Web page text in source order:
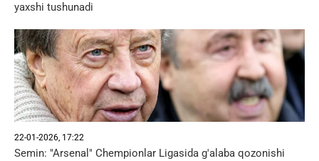
yaxshi tushunadi
22-01-2026, 17:22
Semin: "Arsenal" Chempionlar Ligasida g'alaba qozonishi